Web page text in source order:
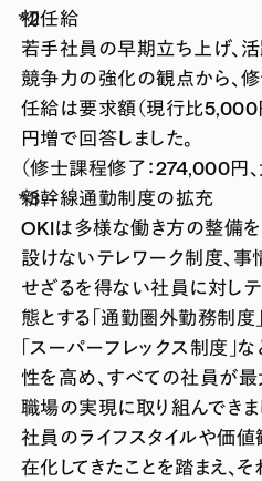
初任給
若手社員の早期立ち上げ、
競争力の強化の観点から、
任給は要求額（現行比
円増で回答しました。
（修士課程修了：274,000円
新幹線通勤制度の拡充
OKIは多様な働き方の整備
設けないテレワーク制度、
せざるを得ない社員に対し
態とする「通勤圏外勤務制度
「スーパーフレックス制度」
性を高め、すべての社員が
職場の実現に取り組んできま
社員のライフスタイルや価
在化してきたことを踏まえ、